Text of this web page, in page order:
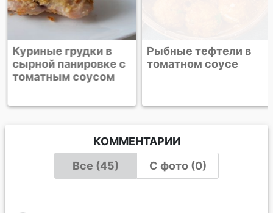
Куриные грудки в
сырной панировке с
томатным соусом
Рыбные тефтели в
томатном соусе
КОММЕНТАРИИ
Все (45)
С фото (0)